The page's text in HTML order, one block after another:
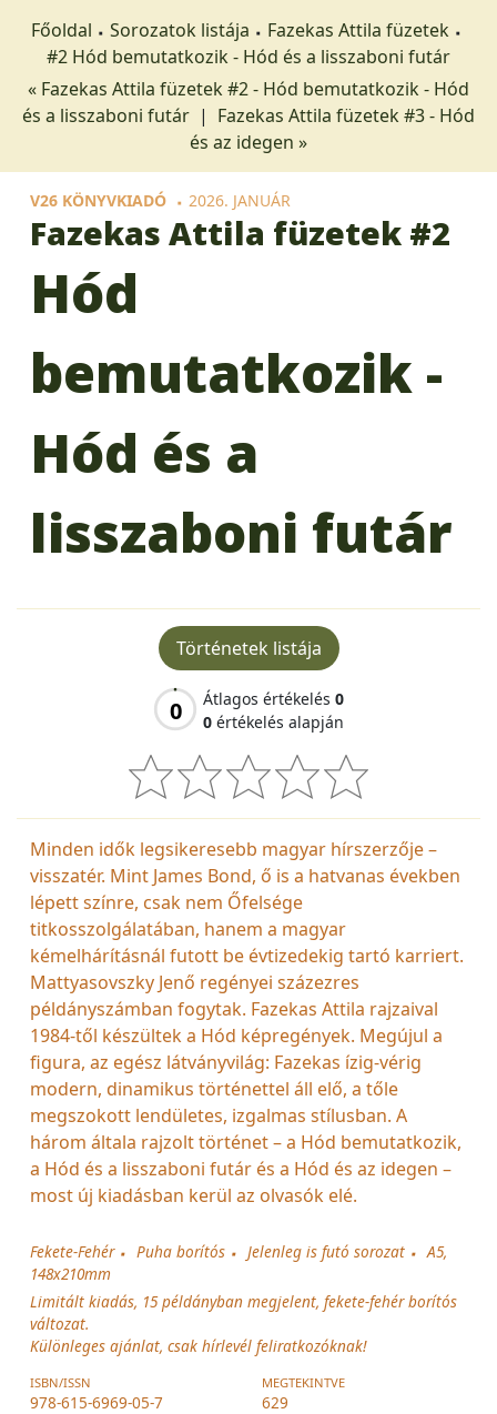
Főoldal Sorozatok listája
Fazekas Attila füzetek
#2 Hód bemutatkozik - Hód és a lisszaboni futár
« Fazekas Attila füzetek #2 - Hód bemutatkozik - Hód
és a lisszaboni futár | Fazekas Attila füzetek #3 - Hód
és az idegen »
V26 KÖNYVKIADÓ 2026. JANUÁR
Fazekas Attila füzetek #2
Hód
bemutatkozik -
Hód és a
lisszaboni futár
Történetek listája
0 Átlagos értékelés 0
0 értékelés alapján
Minden idők legsikeresebb magyar hírszerzője –
visszatér. Mint James Bond, ő is a hatvanas években
lépett színre, csak nem Őfelsége
titkosszolgálatában, hanem a magyar
kémelhárításnál futott be évtizedekig tartó karriert.
Mattyasovszky Jenő regényei százezres
példányszámban fogytak. Fazekas Attila rajzaival
1984-től készültek a Hód képregények. Megújul a
figura, az egész látványvilág: Fazekas ízig-vérig
modern, dinamikus történettel áll elő, a tőle
megszokott lendületes, izgalmas stílusban. A
három általa rajzolt történet – a Hód bemutatkozik,
a Hód és a lisszaboni futár és a Hód és az idegen –
most új kiadásban kerül az olvasók elé.
Fekete-Fehér Puha borítós Jelenleg is futó sorozat
A5,
148x210mm
Limitált kiadás, 15 példányban megjelent, fekete-fehér borítós
változat.
Különleges ajánlat, csak hírlevél feliratkozóknak!
ISBN/ISSN
978-615-6969-05-7
MEGTEKINTVE
629